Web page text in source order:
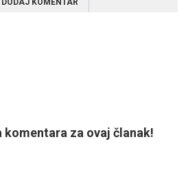
DODAJ KOMENTAR
komentara za ovaj članak!